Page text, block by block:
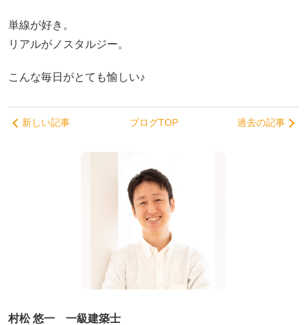
単線が好き。
リアルがノスタルジー。
こんな毎日がとても愉しい♪
新しい記事 ブログTOP 過去の記事
村松 悠一 一級建築士